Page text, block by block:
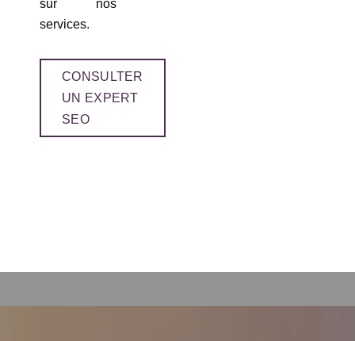
sur nos
services.
CONSULTER
UN EXPERT
SEO